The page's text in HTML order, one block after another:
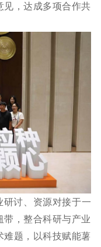
见，达成多项合作共
研讨、资源对接于一
，整合科研与产业
难题，以科技赋能薯